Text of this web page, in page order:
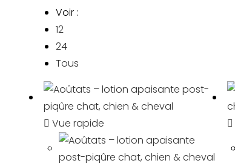
Voir :
12
24
Tous
Vue rapide